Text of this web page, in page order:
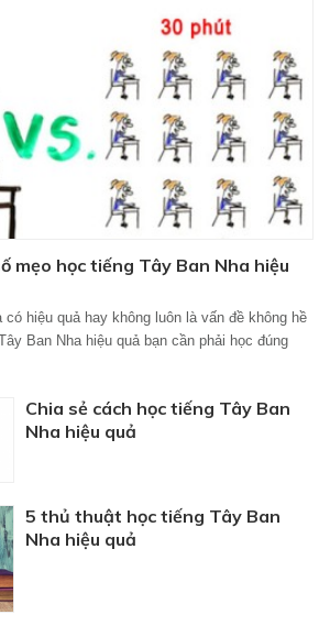
mẹo học tiếng Tây Ban Nha hiệu
có hiệu quả hay không luôn là vấn đề không hề
Ban Nha hiệu quả bạn cần phải học đúng
Chia sẻ cách học tiếng Tây Ban
Nha hiệu quả
5 thủ thuật học tiếng Tây Ban
Nha hiệu quả